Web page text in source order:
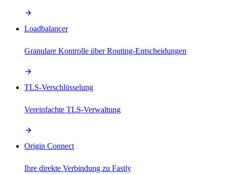
Loadbalancer
Granulare Kontrolle über Routing-Entscheidungen
TLS-Verschlüsselung
Vereinfachte TLS-Verwaltung
Origin Connect
Ihre direkte Verbindung zu Fastly